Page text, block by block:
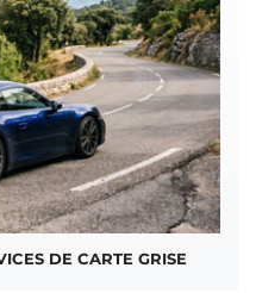
DE CARTE GRISE